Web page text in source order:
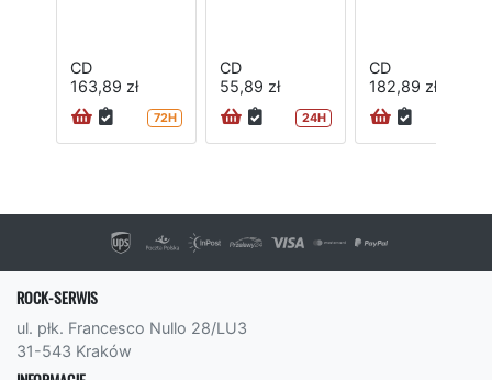
CD
163,89 zł
72H
CD
55,89 zł
24H
CD
182,89 zł
ROCK-SERWIS
ul. płk. Francesco Nullo 28/LU3
31-543 Kraków